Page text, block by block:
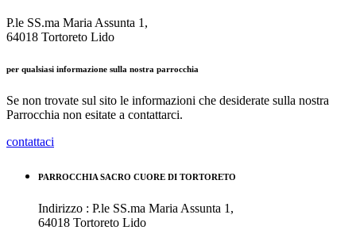
P.le SS.ma Maria Assunta 1,
64018 Tortoreto Lido
per qualsiasi informazione sulla nostra parrocchia
Se non trovate sul sito le informazioni che desiderate sulla nostra
Parrocchia non esitate a contattarci.
contattaci
PARROCCHIA SACRO CUORE DI TORTORETO
Indirizzo : P.le SS.ma Maria Assunta 1,
64018 Tortoreto Lido